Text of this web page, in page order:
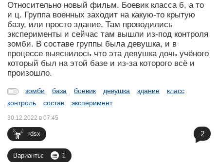
Относительно новый фильм. Боевик класса б, а то
и ц. Группа военных заходит на какую-то крытую
базу, или просто здание. Там проводились
эксперименты и сейчас там вышли из-под контроля
зомби. В составе группы была девушка, и в
процессе выяснилось что эта девушка дочь учёного
который был на этой базе и из-за которого всё и
произошло.
зомби база боевик девушка здание
класс
контроль
состав эксперимент
rdsx
30.12.2022 в 07:45
Варианты: 1
2